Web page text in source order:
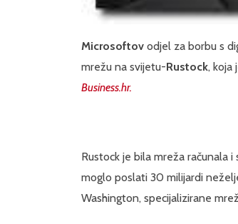
Microsoftov odjel za borbu s
mrežu na svijetu-Rustock, koja
Business.hr.
Rustock je bila mreža računala
moglo poslati 30 milijardi
Washington, specijalizirane